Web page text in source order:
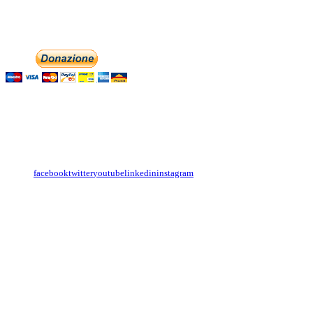
facebooktwitteryoutubelinkedininstagram
English
Italiano